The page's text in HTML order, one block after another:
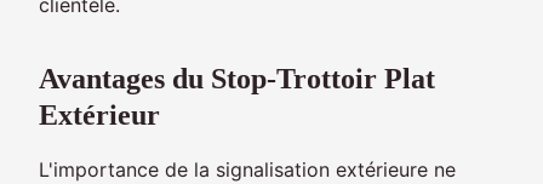
Avantages du Stop-Trottoir Plat
Extérieur
L'importance de la signalisation extérieure ne